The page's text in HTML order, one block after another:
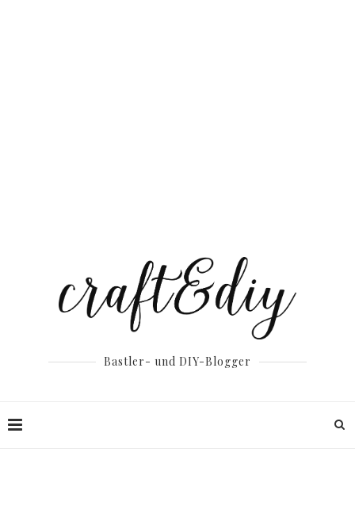
Bastler- und DIY-Blogger